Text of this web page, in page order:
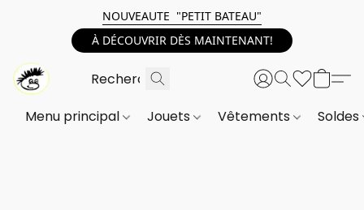
NOUVEAUTE "PETIT BATEAU"
À DÉCOUVRIR DÈS MAINTENANT!
Menu principal Jouets Vêtements Soldes